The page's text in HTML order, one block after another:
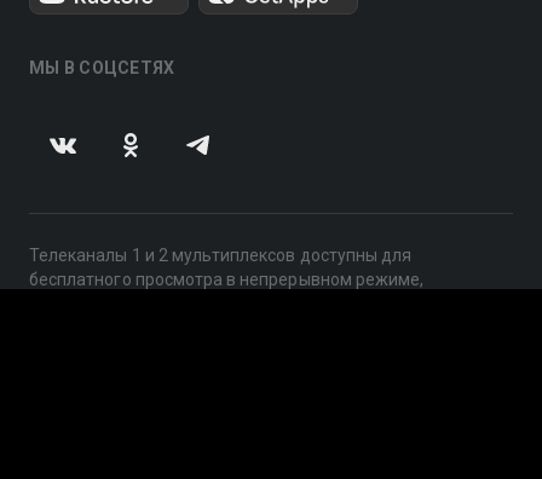
МЫ В СОЦСЕТЯХ
Телеканалы 1 и 2 мультиплексов доступны для
бесплатного просмотра в непрерывном режиме,